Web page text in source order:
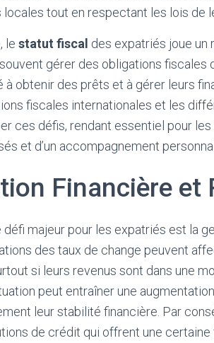
tout en respectant les lois de
le statut fiscal des expatriés joue un
gérer des obligations fiscales
à obtenir des prêts et à gérer leurs
fiscales internationales et les
ces défis, rendant essentiel pour
et d’un accompagnement
Financière et
défi majeur pour les expatriés est la
des taux de change peuvent
si leurs revenus sont dans une
peut entraîner une
leur stabilité financière. Par
de crédit qui offrent une